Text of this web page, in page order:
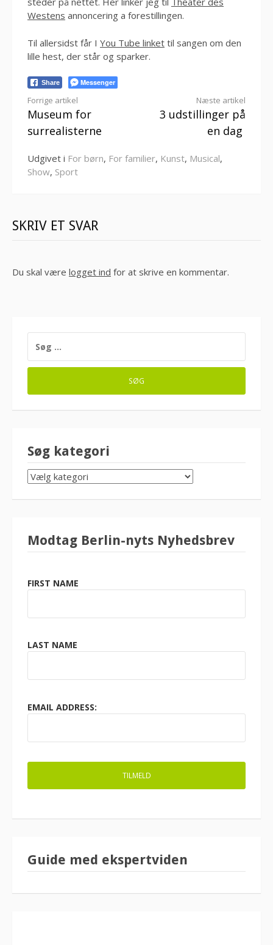
Westens annoncering a forestillingen.
Til allersidst får I You Tube linket til sangen om den
lille hest, der står og sparker.
Share Messenger
Læs
videre
Forrige artikel
Museum for
surrealisterne
Næste artikel
3 udstillinger på
en dag
Udgivet i For børn, For familier, Kunst, Musical,
Show, Sport
SKRIV ET SVAR
Du skal være logget ind for at skrive en kommentar.
EFTER:
Søg kategori
SØG
KATEGORI
Modtag Berlin-nyts Nyhedsbrev
FIRST NAME
LAST NAME
EMAIL ADDRESS:
Guide med ekspertviden